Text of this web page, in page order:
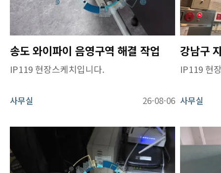
송도 와이파이 음영구역 해결 작업
IP119 현장스케치입니다.
사무실 26-08-06
IP119 현
사무실